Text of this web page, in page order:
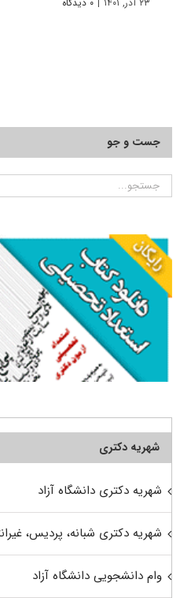
۲۳ آذر, ۱۴۰۱ | ۰ دیدگاه
جست و جو
جستجو
شهریه دکتری
شهریه دکتری دانشگاه آزاد
شهریه دکتری شبانه، پردیس،
وام دانشجویی دانشگاه آزاد